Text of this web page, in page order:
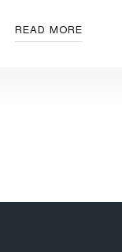
READ MORE